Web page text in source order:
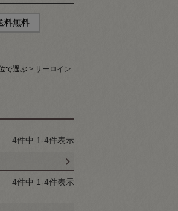
料無料
で選ぶ サーロイン
4件中 1-4件表示
4件中 1-4件表示